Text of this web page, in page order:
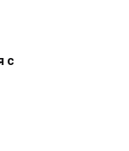
с